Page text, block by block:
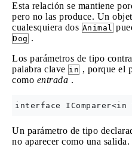
Esta relación se mantiene
pero no las produce. Un
cualesquiera dos Animal
Dog .
Los parámetros de tipo
palabra clave in , porque el
como entrada .
Un parámetro de tipo
no aparecer como una salida.